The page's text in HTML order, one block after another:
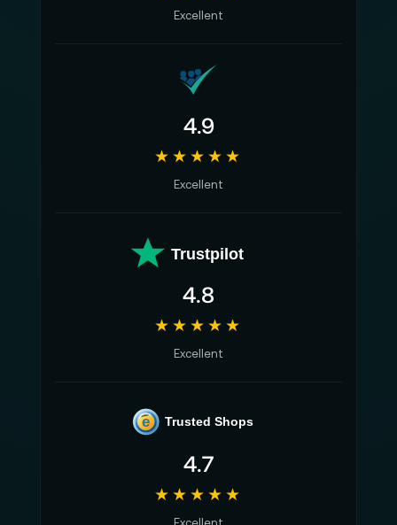
Excellent
4.9
★★★★★
Excellent
Trustpilot
4.8
★★★★★
Excellent
e Trusted Shops
4.7
★★★★★